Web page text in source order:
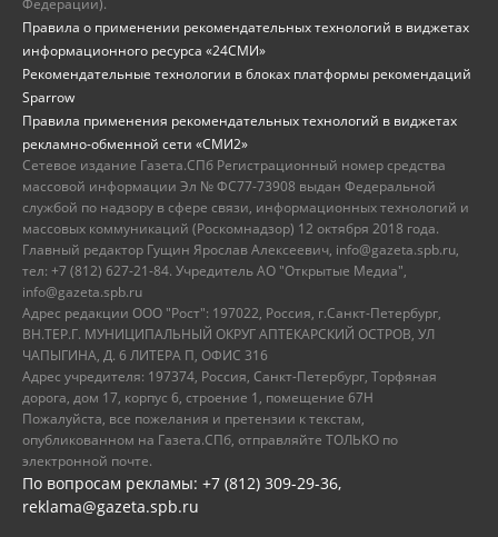
Федерации).
Правила о применении рекомендательных технологий в виджетах
информационного ресурса «24СМИ»
Рекомендательные технологии в блоках платформы рекомендаций
Sparrow
Правила применения рекомендательных технологий в виджетах
рекламно-обменной сети «СМИ2»
Сетевое издание Газета.СПб Регистрационный номер средства
массовой информации Эл № ФС77-73908 выдан Федеральной
службой по надзору в сфере связи, информационных технологий и
массовых коммуникаций (Роскомнадзор) 12 октября 2018 года.
Главный редактор Гущин Ярослав Алексеевич, info@gazeta.spb.ru,
тел: +7 (812) 627-21-84. Учредитель АО "Открытые Медиа",
info@gazeta.spb.ru
Адрес редакции ООО "Рост": 197022, Россия, г.Санкт-Петербург,
ВН.ТЕР.Г. МУНИЦИПАЛЬНЫЙ ОКРУГ АПТЕКАРСКИЙ ОСТРОВ, УЛ
ЧАПЫГИНА, Д. 6 ЛИТЕРА П, ОФИС 316
Адрес учредителя: 197374, Россия, Санкт-Петербург, Торфяная
дорога, дом 17, корпус 6, строение 1, помещение 67Н
Пожалуйста, все пожелания и претензии к текстам,
опубликованном на Газета.СПб, отправляйте ТОЛЬКО по
электронной почте.
По вопросам рекламы: +7 (812) 309-29-36,
reklama@gazeta.spb.ru